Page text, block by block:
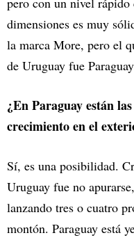
dimensiones es muy
la marca More, pero el
de Uruguay fue
¿En Paraguay están
crecimiento en el
Sí, es una posibilidad.
Uruguay fue no
lanzando tres o cuatro
montón. Paraguay está